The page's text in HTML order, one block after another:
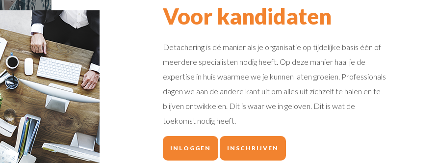
Voor kandidaten
Detachering is dé manier als je organisatie op tijdelijke basis één of
meerdere specialisten nodig heeft. Op deze manier haal je de
expertise in huis waarmee we je kunnen laten groeien. Professionals
dagen we aan de andere kant uit om alles uit zichzelf te halen en te
blijven ontwikkelen. Dit is waar we in geloven. Dit is wat de
toekomst nodig heeft.
INLOGGEN INSCHRIJVEN